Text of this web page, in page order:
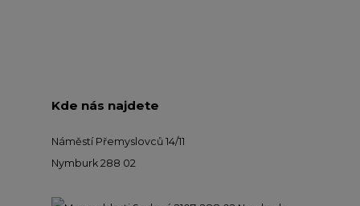
Kde nás najdete
Náměstí Přemyslovců 14/11
Nymburk 288 02